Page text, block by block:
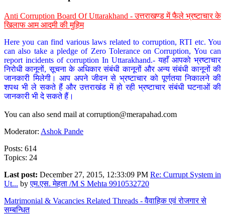
Anti Corruption Board Of Uttarakhand - उत्तराखण्ड में फैले भ्रष्टाचार के
खिलाफ आम आदमी की मुहिम
Here you can find various laws related to corruption, RTI etc. You
can also take a pledge of Zero Tolerance on Corruption, You can
report incidents of corruption In Uttarakhand.- यहाँ आपको भ्रष्टाचार
निरोधी कानूनों, सूचना के अधिकार संबंधी कानूनों और अन्य संबंधी कानूनों की
जानकारी मिलेगी। आप अपने जीवन से भ्रष्टाचार को पूर्णतया निकालने की
शपथ भी ले सकते हैं और उत्तराखंड में हो रही भ्रष्टाचार संबंधी घटनाओं की
जानकारी भी दे सकते हैं।
You can also send mail at corruption@merapahad.com
Moderator: Ashok Pande
Posts: 614
Topics: 24
Last post: December 27, 2015, 12:33:09 PM Re: Currupt System in
Ut... byएम.एस. मेहता /M S Mehta 9910532720
Matrimonial & Vacancies Related Threads - वैवाहिक एवं रोजगार से
सम्बन्धित